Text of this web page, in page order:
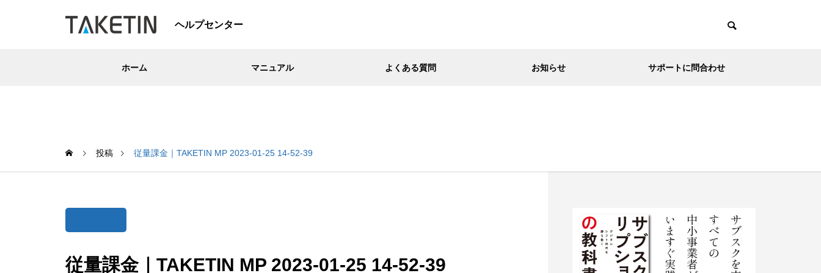
ヘルプセンター
ホーム マニュアル よくある質問 お知らせ サポートに問合わせ
投稿 従量課金｜TAKETIN MP 2023-01-25 14-52-39
従量課金｜TAKETIN MP 2023-01-25 14-52-39